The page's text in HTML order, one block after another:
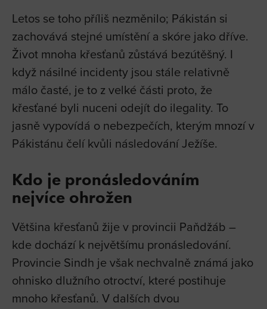
Letos se toho příliš nezměnilo; Pákistán si
zachovává stejné umístění a skóre jako dříve.
Život mnoha křesťanů zůstává bezútěšný. I
když násilné incidenty jsou stále relativně
málo časté, je to z velké části proto, že
křesťané byli nuceni odejít do ilegality. To
jasně vypovídá o nebezpečích, kterým mnozí v
Pákistánu čelí kvůli následování Ježíše.
Kdo je pronásledováním
nejvíce ohrožen
Většina křesťanů žije v provincii Paňdžáb –
kde dochází k největšímu pronásledování.
Provincie Sindh je však nechvalně známá jako
ohnisko dlužního otroctví, které postihuje
mnoho křesťanů. V dalších dvou